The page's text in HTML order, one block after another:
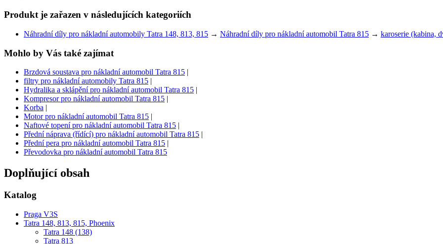
Produkt je zařazen v následujících kategoriích
Náhradní díly pro nákladní automobily Tatra 148, 813, 815 → Náhradní díly pro nákladní automobil Tatra 815 → karoserie (kabina,
Mohlo by Vás také zajímat
Brzdová soustava pro nákladní automobil Tatra 815 |
filtry pro nákladní automobily Tatra 815 |
Hydralika a sklápění pro nákladní automobil Tatra 815 |
Kompresor pro nákladní automobil Tatra 815 |
Korba |
Motor pro nákladní automobil Tatra 815 |
Naftové topení pro nákladní automobil Tatra 815 |
Přední náprava (řídící) pro nákladní automobil Tatra 815 |
Přední pera pro nákladní automobil Tatra 815 |
Převodovka pro nákladní automobil Tatra 815
Doplňující obsah
Katalog
Praga V3S
Tatra 148, 813, 815, Phoenix
Tatra 148 (138)
Tatra 813